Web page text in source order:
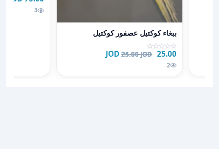
عرض تفاصيل ببغاء كوكتيل عصفور كوكتيل
ببغاء كوكتيل عصفور كوكتيل
25.00 JOD
25.00 JOD
2
3